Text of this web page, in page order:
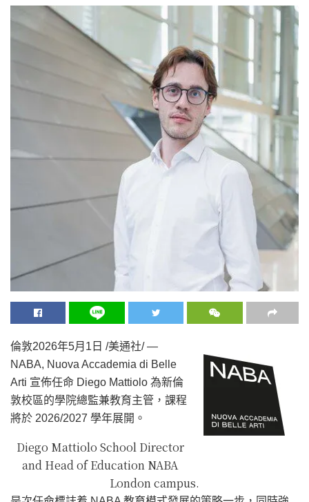
倫敦2026年5月1日 /美通社/ —
NABA, Nuova Accademia di Belle
Arti 宣佈任命 Diego Mattiolo 為新倫
敦校區的學院總監兼教育主管，課程
將於 2026/2027 學年展開。
Diego Mattiolo School Director
and Head of Education NABA
London campus.